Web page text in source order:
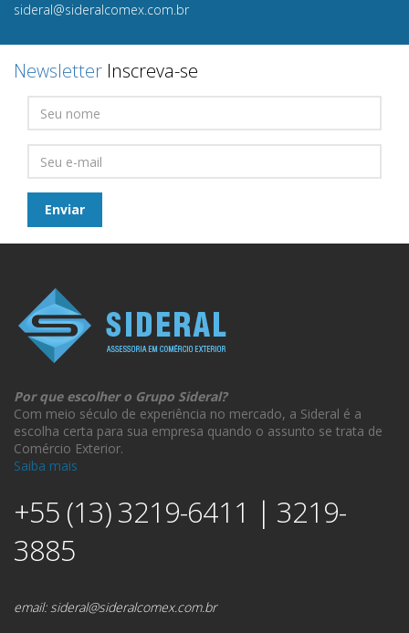
sideral@sideralcomex.com.br
Newsletter Inscreva-se
Por que escolher o Grupo Sideral?
Com meio século de experiência no mercado, a Sideral é a
escolha certa para sua empresa quando o assunto se trata de
Comércio Exterior.
Saiba mais
+55 (13) 3219-6411 | 3219-
3885
email:sideral@sideralcomex.com.br